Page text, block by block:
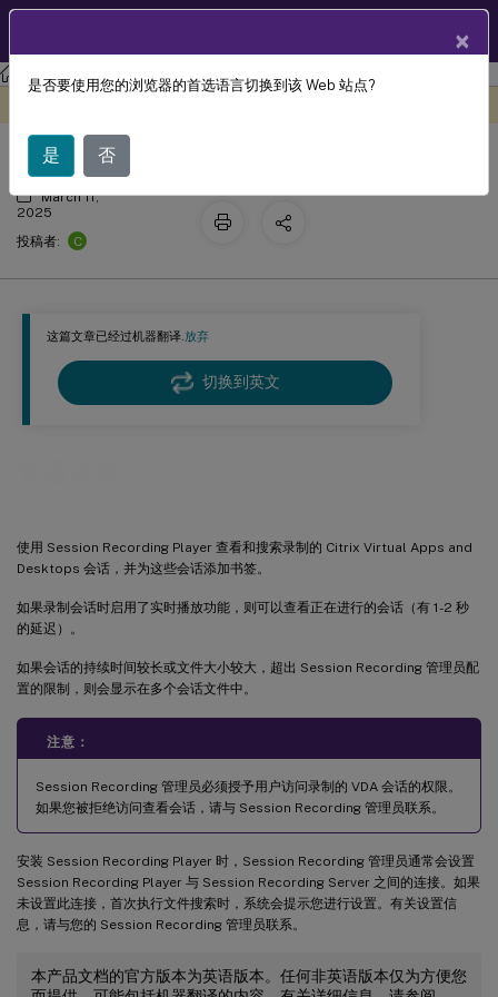
Session Recording Session Recording 2110
这篇文章已经过机器翻译.放弃
切换到英文
使用 Session Recording Player 查看和搜索录制的 Citrix Virtual Apps and
Desktops 会话，并为这些会话添加书签。
如果录制会话时启用了实时播放功能，则可以查看正在进行的会话（有 1-2 秒
的延迟）。
如果会话的持续时间较长或文件大小较大，超出 Session Recording 管理员配
置的限制，则会显示在多个会话文件中。
注意：
Session Recording 管理员必须授予用户访问录制的 VDA 会话的权限。
如果您被拒绝访问查看会话，请与 Session Recording 管理员联系。
安装 Session Recording Player 时，Session Recording 管理员通常会设置
Session Recording Player 与 Session Recording Server 之间的连接。如果
未设置此连接，首次执行文件搜索时，系统会提示您进行设置。有关设置信
息，请与您的 Session Recording 管理员联系。
本产品文档的官方版本为英语版本。任何非英语版本仅为方便您
查看录制
March 11,
2025
投稿者:
C
×
是否要使用您的浏览器的首选语言切换到该 Web 站点?
是 否